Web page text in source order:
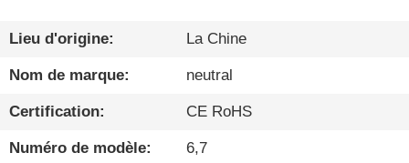
EN
CARBONE
Lieu d'origine: La Chine
Nom de marque: neutral
Certification: CE RoHS
Numéro de modèle: 6,7